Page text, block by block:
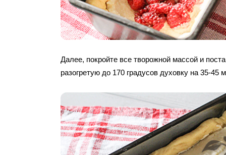
Далее, покройте все творожной массой и
разогретую до 170 градусов духовку на 35-45